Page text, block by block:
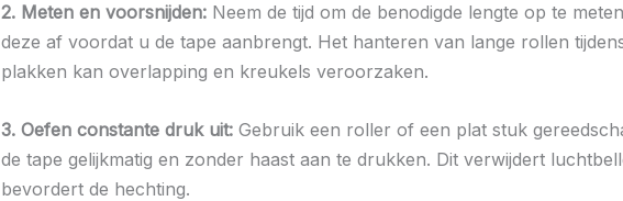
2. Meten en voorsnijden: Neem de tijd om de benodigde lengte op te
deze af voordat u de tape aanbrengt. Het hanteren van lange rollen
plakken kan overlapping en kreukels veroorzaken.
3. Oefen constante druk uit: Gebruik een roller of een plat stuk
de tape gelijkmatig en zonder haast aan te drukken. Dit verwijdert
bevordert de hechting.